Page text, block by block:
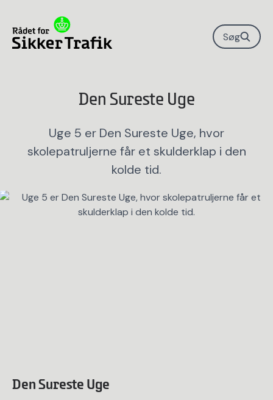
Søg
Den Sureste Uge
Uge 5 er Den Sureste Uge, hvor
skolepatruljerne får et skulderklap i den
kolde tid.
Den Sureste Uge